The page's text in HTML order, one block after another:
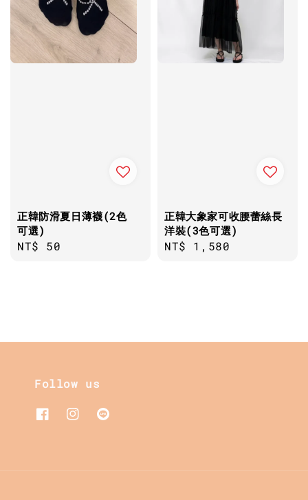
正韓防滑夏日薄襪(2色
可選)
Regular
NT$ 50
正韓大象家可收腰蕾絲長
洋裝(3色可選)
Regular
NT$ 1,580
Follow us